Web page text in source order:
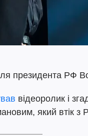
президента РФ
відеоролик і
який втік з